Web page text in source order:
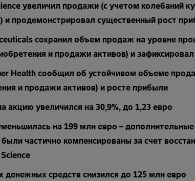
увеличил продажи (с учетом колебаний
и продемонстрировал существенный рост
сохранил объем продаж на уровне
и продажи активов) и
Health сообщил об устойчивом объеме
и продажи активов) и росте прибыли
акцию увеличился на 30,9%, до 1,23 евро
на 199 млн евро –
частично компенсированы за счет
средств снизился до 125 млн евро